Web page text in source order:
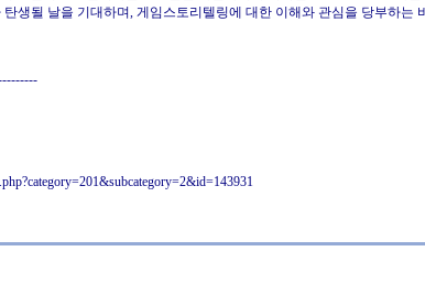
탄생될 날을 기대하며, 게임스토리텔링에 대한 이해와 관심을 당부하는